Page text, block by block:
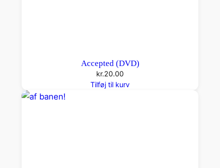
Accepted (DVD)
kr.20.00
Tilføj til kurv